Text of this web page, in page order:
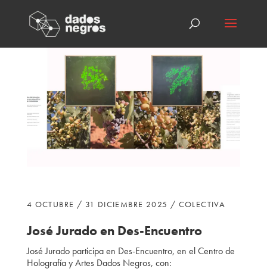
4 OCTUBRE / 31 DICIEMBRE 2025 / COLECTIVA
José Jurado en Des-Encuentro
José Jurado participa en Des-Encuentro, en el Centro de
Holografía y Artes Dados Negros, con: